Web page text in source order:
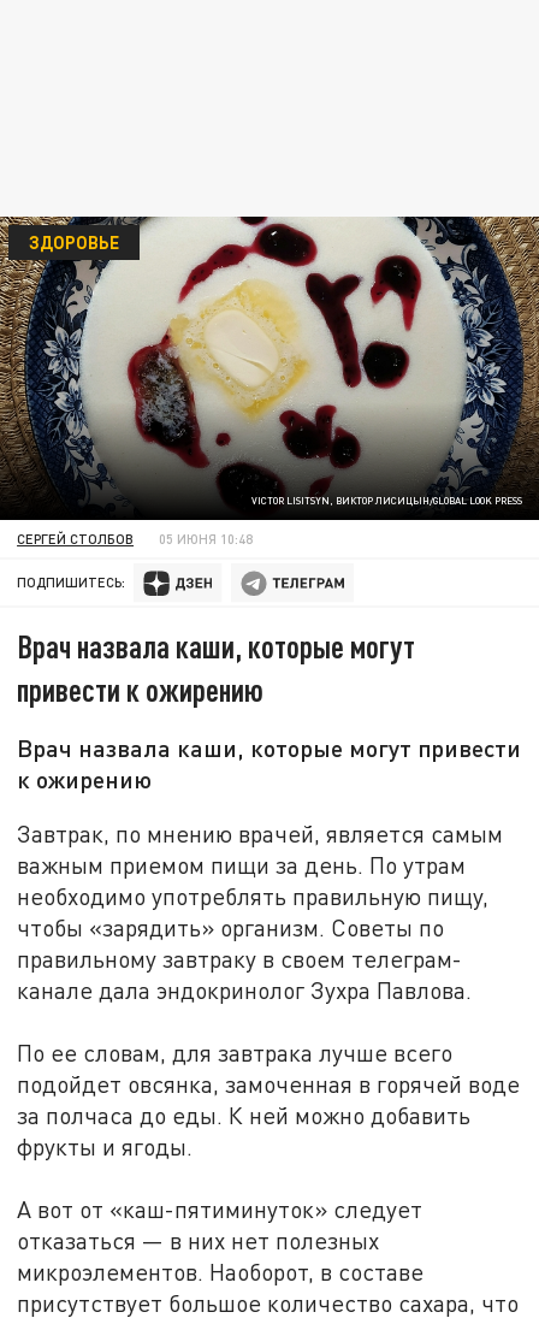
VICTOR LISITSYN, ВИКТОР ЛИСИЦЫН/GLOBAL LOOK PRESS
ЗДОРОВЬЕ
СЕРГЕЙ СТОЛБОВ 05 ИЮНЯ 10:48
ПОДПИШИТЕСЬ:
Врач назвала каши, которые могут
привести к ожирению
Врач назвала каши, которые могут привести
к ожирению
Завтрак, по мнению врачей, является самым
важным приемом пищи за день. По утрам
необходимо употреблять правильную пищу,
чтобы «зарядить» организм. Советы по
правильному завтраку в своем телеграм-
канале дала эндокринолог Зухра Павлова.
По ее словам, для завтрака лучше всего
подойдет овсянка, замоченная в горячей воде
за полчаса до еды. К ней можно добавить
фрукты и ягоды.
А вот от «каш-пятиминуток» следует
отказаться — в них нет полезных
микроэлементов. Наоборот, в составе
присутствует большое количество сахара, что